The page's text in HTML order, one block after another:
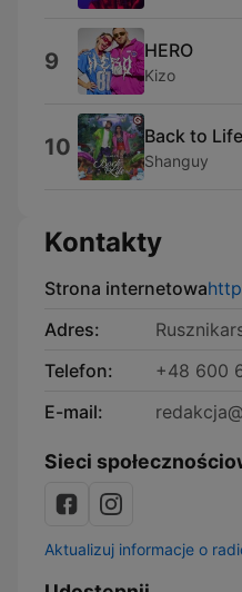
9 HERO
Kizo
10 Back to Life
Shanguy
Kontakty
Strona internetowa
Adres:
Telefon:
+48 600
E-mail:
Sieci
Aktualizuj informacje o